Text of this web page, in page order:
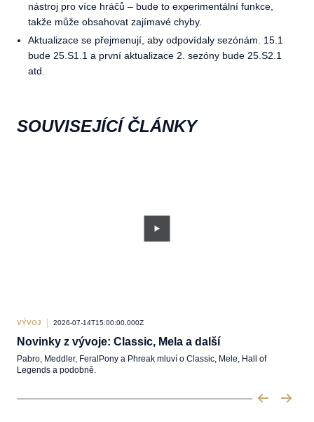
nástroj pro více hráčů – bude to experimentální funkce,
takže může obsahovat zajímavé chyby.
Aktualizace se přejmenují, aby odpovídaly sezónám. 15.1
bude 25.S1.1 a první aktualizace 2. sezóny bude 25.S2.1
atd.
SOUVISEJÍCÍ ČLÁNKY
VÝVOJ 2026-07-14T15:00:00.000Z
Novinky z vývoje: Classic, Mela a další
Pabro, Meddler, FeralPony a Phreak mluví o Classic, Mele, Hall of
Legends a podobně.